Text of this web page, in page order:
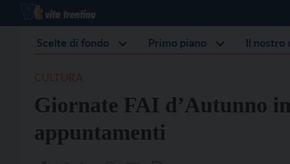
Scelte di fondo Primo piano Il nostro
Giornate FAI d’Autunno
appuntamenti